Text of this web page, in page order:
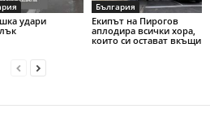
удари
България
Екипът на Пирогов
аплодира всички хора,
които си остават вкъщи